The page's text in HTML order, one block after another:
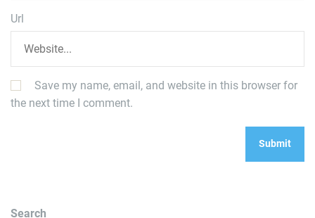
Url
Save my name, email, and website in this browser for
the next time I comment.
Search